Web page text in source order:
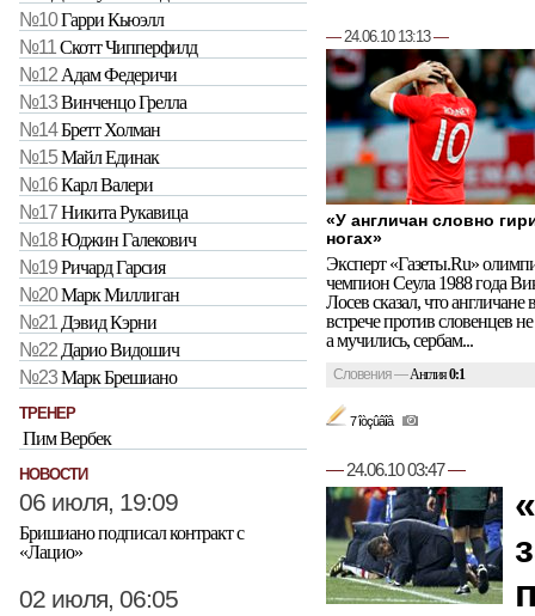
№10Гарри Кьюэлл
№11Скотт Чипперфилд
№12 Адам Федеричи
№13Винченцо Грелла
№14Бретт Холман
№15Майл Единак
№16Карл Валери
№17Никита Рукавица
№18Юджин Галекович
№19Ричард Гарсия
№20Марк Миллиган
№21 Дэвид Кэрни
№22 Дарио Видошич
№23Марк Брешиано
ТРЕНЕР
Пим Вербек
НОВОСТИ
06 июля, 19:09
Бришиано подписал контракт с
«Лацио»
02 июля, 06:05
—24.06.10 13:13—
«У англичан словно
ногах»
Эксперт «Газеты.Ru»
чемпион Сеула 1988 года
Лосев сказал, что англичане
встрече против словенцев
а мучились, сербам...
Словения—Англия0:1
7 îòçûâîâ
—24.06.10 03:47—